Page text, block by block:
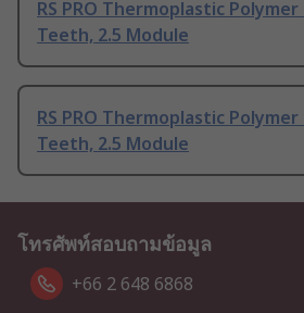
RS PRO Thermoplastic
Teeth, 2.5 Module
RS PRO Thermoplastic
Teeth, 2.5 Module
โทรศัพท์สอบถามข้อมูล
+66 2 648 6868